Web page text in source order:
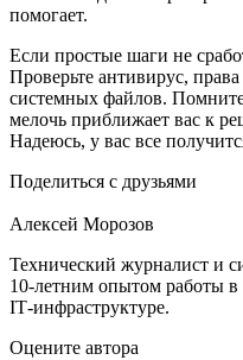
помогает.
Если простые шаги не
Проверьте антивирус,
системных файлов.
мелочь приближает вас к
Надеюсь, у вас все
Поделиться с друзьями
Алексей Морозов
Технический журналист и
10‑летним опытом работы в
IT‑инфраструктуре.
Оцените автора